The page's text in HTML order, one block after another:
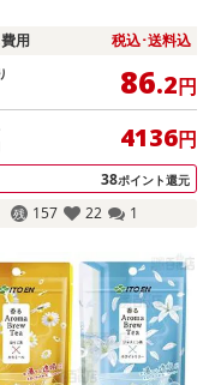
用 税込･送料込
86.2円
4136円
38ポイント還元
157 22 1